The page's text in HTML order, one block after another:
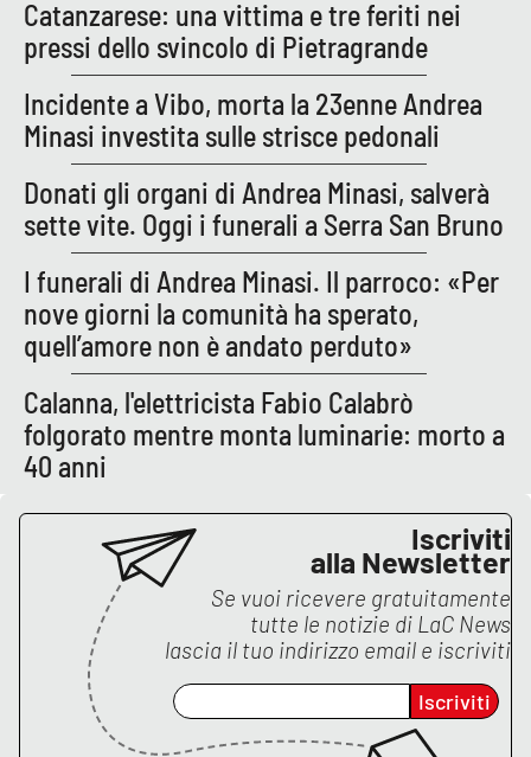
Venti di comunicazione
STREAMING
LaC TV
LaC Network
LaC OnAir
EDIZIONI
LOCALI
Catanzaro
Vibo Valentia
Reggio Calabria
Cosenza
Catanzarese: una vittima e tre feriti nei
pressi dello svincolo di Pietragrande
Incidente a Vibo, morta la 23enne Andrea
Minasi investita sulle strisce pedonali
Donati gli organi di Andrea Minasi, salverà
sette vite. Oggi i funerali a Serra San Bruno
I funerali di Andrea Minasi. Il parroco: «Per
nove giorni la comunità ha sperato,
quell’amore non è andato perduto»
Calanna, l'elettricista Fabio Calabrò
folgorato mentre monta luminarie: morto a
40 anni
Iscriviti
alla Newsletter
Se vuoi ricevere gratuitamente
tutte le notizie di LaC News
lascia il tuo indirizzo email e iscriviti
Iscriviti